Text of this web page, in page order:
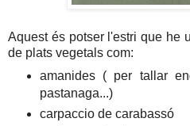
Aquest és potser l'estri que he
de plats vegetals com:
amanides ( per tallar
pastanaga...)
carpaccio de carabassó